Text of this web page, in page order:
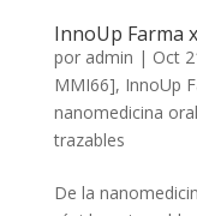
InnoUp Farma
por admin | Oct
MMI66], InnoUp
nanomedicina
trazables
De la